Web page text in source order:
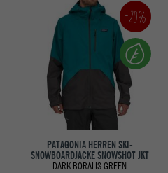
-20%
PATAGONIA HERREN SKI-
SNOWBOARDJACKE SNOWSHOT JKT
DARK BORALIS GREEN